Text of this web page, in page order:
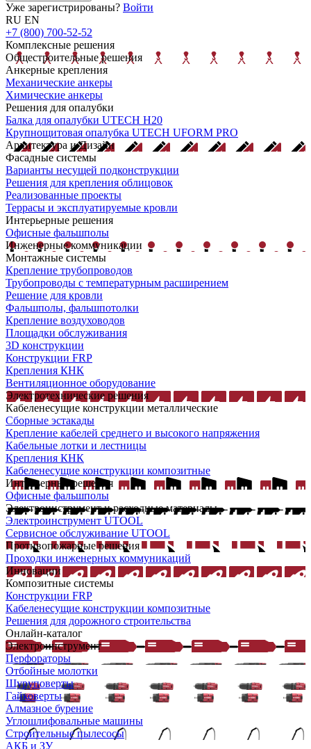
Уже зарегистрированы? Войти
RU EN
+7 (800) 700-52-52
Комплексные решения
Общестроительные решения
Анкерные крепления
Механические анкеры
Химические анкеры
Решения для опалубки
Балка для опалубки UTECH H20
Крупнощитовая опалубка UTECH UFORM PRO
Архитектура и Дизайн
Фасадные системы
Варианты несущей подконструкции
Решения для крепления облицовок
Реализованные проекты
Террасы и эксплуатируемые кровли
Интерьерные решения
Офисные фальшполы
Инженерные коммуникации
Монтажные системы
Крепление трубопроводов
Трубопроводы с температурным расширением
Решение для кровли
Фальшполы, фальшпотолки
Крепление воздуховодов
Площадки обслуживания
3D конструкции
Конструкции FRP
Крепления КНК
Вентиляционное оборудование
Электротехнические решения
Кабеленесущие конструкции металлические
Сборные эстакады
Крепление кабелей среднего и высокого напряжения
Кабельные лотки и лестницы
Крепления КНК
Кабеленесущие конструкции композитные
Интерьерные решения
Офисные фальшполы
Электроинструмент и расходные материалы
Электроинструмент UTOOL
Сервисное обслуживание UTOOL
Противопожарные решения
Проходки инженерных коммуникаций
Инновации
Композитные системы
Конструкции FRP
Кабеленесущие конструкции композитные
Решения для дорожного строительства
Онлайн-каталог
Электроинструмент
Перфораторы
Отбойные молотки
Шуруповерты
Гайковерты
Алмазное бурение
Углошлифовальные машины
Строительные пылесосы
АКБ и ЗУ